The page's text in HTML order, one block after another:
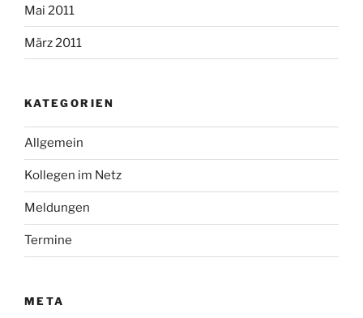
Mai 2011
März 2011
KATEGORIEN
Allgemein
Kollegen im Netz
Meldungen
Termine
META